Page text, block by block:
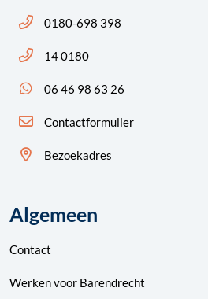
Bel ons: 14 0180
0180-698 398
Bel ons: 14 0180
14 0180
App ons: 06 46 98 63 26 (WhatsApp)
06 46 98 63 26
Contactformulier
Bezoekadres
Algemeen
Contact
Werken voor Barendrecht